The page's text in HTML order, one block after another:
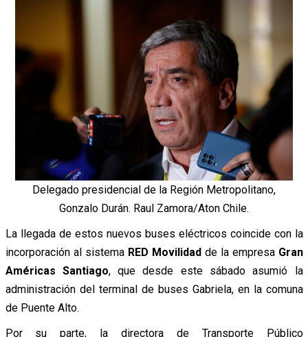
Delegado presidencial de la Región Metropolitano,
Gonzalo Durán. Raul Zamora/Aton Chile.
La llegada de estos nuevos buses eléctricos coincide con la
incorporación al sistema RED Movilidad de la empresa Gran
Américas Santiago, que desde este sábado asumió la
administración del terminal de buses Gabriela, en la comuna
de Puente Alto.
Por su parte, la directora de Transporte Público